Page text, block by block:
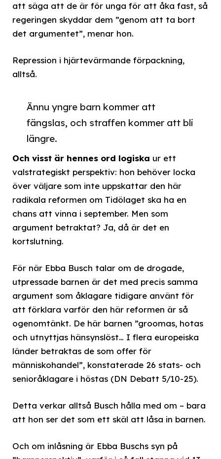
att säga att de är för unga för att åka fast, så
regeringen skyddar dem ”genom att ta bort
det argumentet”, menar hon.
Repression i hjärtevärmande förpackning,
alltså.
Ännu yngre barn kommer att
fängslas, och straffen kommer att bli
längre.
Och visst är hennes ord logiska ur ett
valstrategiskt perspektiv: hon behöver locka
över väljare som inte uppskattar den här
radikala reformen om Tidölaget ska ha en
chans att vinna i september. Men som
argument betraktat? Ja, då är det en
kortslutning.
För när Ebba Busch talar om de drogade,
utpressade barnen är det med precis samma
argument som åklagare tidigare använt för
att förklara varför den här reformen är så
ogenomtänkt. De här barnen ”groomas, hotas
och utnyttjas hänsynslöst… I flera europeiska
länder betraktas de som offer för
människohandel”, konstaterade 26 stats- och
senioråklagare i höstas (DN Debatt 5/10-25).
Detta verkar alltså Busch hålla med om – bara
att hon ser det som ett skäl att låsa in barnen.
Och om inlåsning är Ebba Buschs syn på